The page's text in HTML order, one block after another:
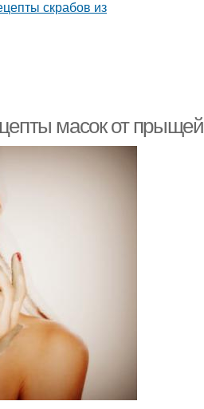
масок от прыщей